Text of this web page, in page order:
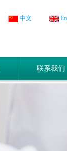
中文
联系我们